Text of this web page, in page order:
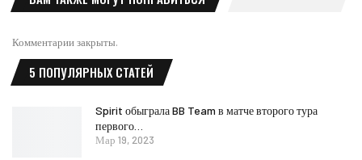
Комментарии закрыты.
5 ПОПУЛЯРНЫХ СТАТЕЙ
Spirit обыграла BB Team в матче второго тура
первого…
Мар 19, 2023